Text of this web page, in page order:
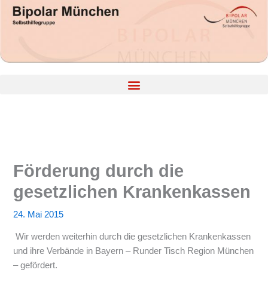
Zum
Inhalt
Förderung durch die
gesetzlichen Krankenkassen
24. Mai 2015
Wir werden weiterhin durch die gesetzlichen Krankenkassen
und ihre Verbände in Bayern – Runder Tisch Region München
– gefördert.